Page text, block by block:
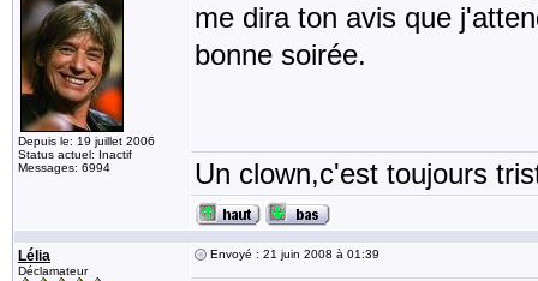
Depuis le: 19 juillet 2006
Status actuel: Inactif
Messages: 6994
me dira ton avis que
bonne soirée.
Un clown,c'est toujours
Lélia
Déclamateur
Envoyé : 21 juin 2008 à 01:39